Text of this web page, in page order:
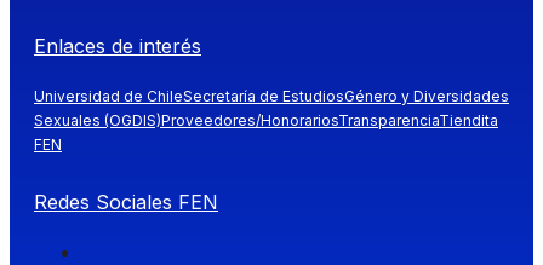
Enlaces de interés
Universidad de ChileSecretaría de EstudiosGénero y Diversidades
Sexuales (OGDIS)Proveedores/HonorariosTransparenciaTiendita
FEN
Redes Sociales FEN